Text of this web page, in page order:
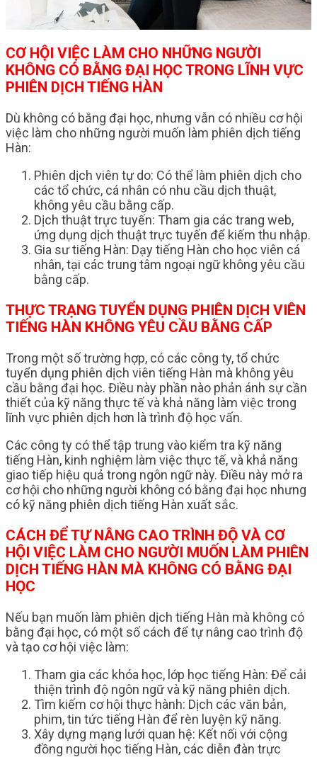
CƠ HỘI VIỆC LÀM CHO NHỮNG NGƯỜI
KHÔNG CÓ BẰNG ĐẠI HỌC TRONG LĨNH VỰC
PHIÊN DỊCH TIẾNG HÀN
Dù không có bằng đại học, nhưng vẫn có nhiều cơ hội
việc làm cho những người muốn làm phiên dịch tiếng
Hàn:
Phiên dịch viên tự do: Có thể làm phiên dịch cho
các tổ chức, cá nhân có nhu cầu dịch thuật,
không yêu cầu bằng cấp.
Dịch thuật trực tuyến: Tham gia các trang web,
ứng dụng dịch thuật trực tuyến để kiếm thu nhập.
Gia sư tiếng Hàn: Dạy tiếng Hàn cho học viên cá
nhân, tại các trung tâm ngoại ngữ không yêu cầu
bằng cấp.
THỰC TRẠNG TUYỂN DỤNG PHIÊN DỊCH VIÊN
TIẾNG HÀN KHÔNG YÊU CẦU BẰNG CẤP
Trong một số trường hợp, có các công ty, tổ chức
tuyển dụng phiên dịch viên tiếng Hàn mà không yêu
cầu bằng đại học. Điều này phần nào phản ánh sự cần
thiết của kỹ năng thực tế và khả năng làm việc trong
lĩnh vực phiên dịch hơn là trình độ học vấn.
Các công ty có thể tập trung vào kiểm tra kỹ năng
tiếng Hàn, kinh nghiệm làm việc thực tế, và khả năng
giao tiếp hiệu quả trong ngôn ngữ này. Điều này mở ra
cơ hội cho những người không có bằng đại học nhưng
có kỹ năng phiên dịch tiếng Hàn xuất sắc.
CÁCH ĐỂ TỰ NÂNG CAO TRÌNH ĐỘ VÀ CƠ
HỘI VIỆC LÀM CHO NGƯỜI MUỐN LÀM PHIÊN
DỊCH TIẾNG HÀN MÀ KHÔNG CÓ BẰNG ĐẠI
HỌC
Nếu bạn muốn làm phiên dịch tiếng Hàn mà không có
bằng đại học, có một số cách để tự nâng cao trình độ
và tạo cơ hội việc làm:
Tham gia các khóa học, lớp học tiếng Hàn: Để cải
thiện trình độ ngôn ngữ và kỹ năng phiên dịch.
Tìm kiếm cơ hội thực hành: Dịch các văn bản,
phim, tin tức tiếng Hàn để rèn luyện kỹ năng.
Xây dựng mạng lưới quan hệ: Kết nối với cộng
đồng người học tiếng Hàn, các diễn đàn trực